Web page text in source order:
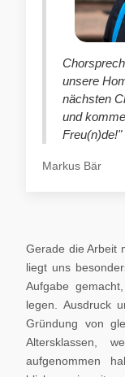
unsere
nächsten
und
Freu(n)de!"
Markus Bär
Gerade die Arbeit
liegt uns
Aufgabe
legen. Ausdruck
Gründung von
Altersklassen,
aufgenommen